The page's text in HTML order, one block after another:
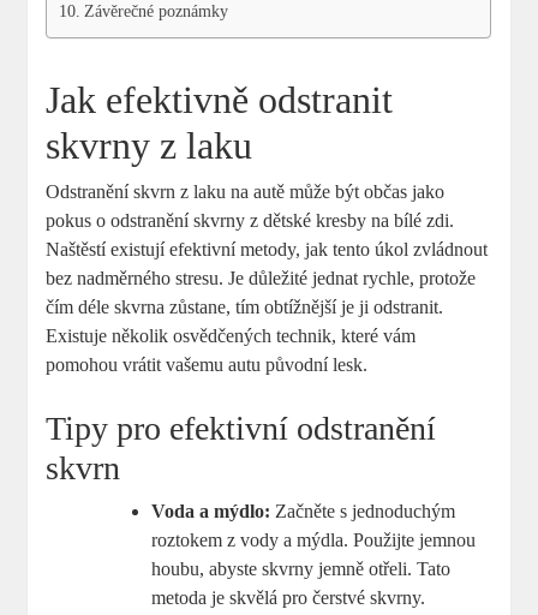
Závěrečné poznámky
Jak efektivně odstranit
skvrny z laku
Odstranění skvrn z laku na autě může být občas jako
pokus o odstranění skvrny z dětské kresby na bílé zdi.
Naštěstí existují efektivní metody, jak tento úkol zvládnout
bez nadměrného stresu. Je důležité jednat rychle, protože
čím déle skvrna zůstane, tím obtížnější je ji odstranit.
Existuje několik osvědčených technik, které vám
pomohou vrátit vašemu autu původní lesk.
Tipy pro efektivní odstranění
skvrn
Voda a mýdlo: Začněte s jednoduchým
roztokem z vody a mýdla. Použijte jemnou
houbu, abyste skvrny jemně otřeli. Tato
metoda je skvělá pro čerstvé skvrny.